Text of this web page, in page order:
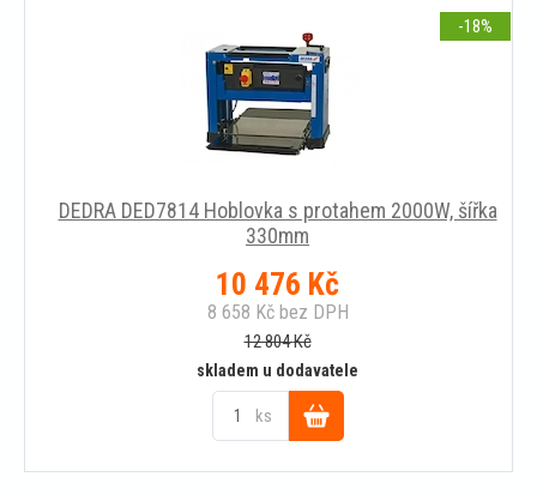
DEDRA DED7814 Hoblovka s protahem 2000W, šířka
330mm
10 476 Kč
8 658 Kčbez DPH
12 804Kč
skladem u dodavatele
ks
Do
-18